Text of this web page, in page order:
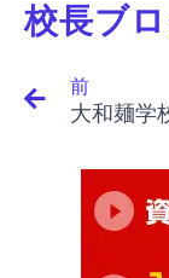
校長ブ
前